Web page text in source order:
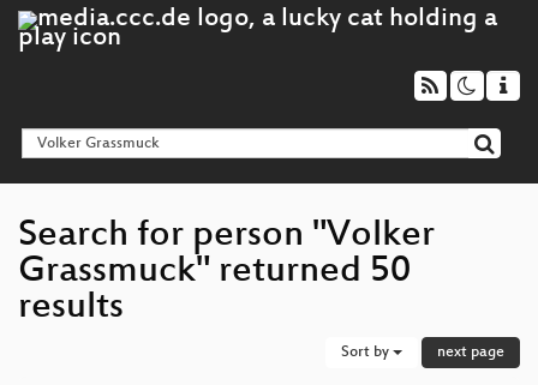
Search for person "Volker
Grassmuck" returned 50
results
Sort by next page